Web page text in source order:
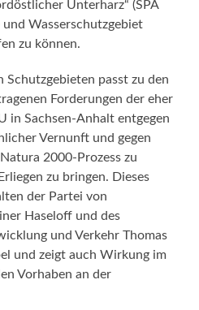
Unterharz“ (SPA
Wasserschutzgebiet
zu können.
Schutzgebieten passt zu den
Forderungen der eher
in Sachsen-Anhalt entgegen
Vernunft und gegen
2000-Prozess zu
zu bringen. Dieses
der Partei von
Haseloff und des
und Verkehr Thomas
und zeigt auch Wirkung im
Vorhaben an der